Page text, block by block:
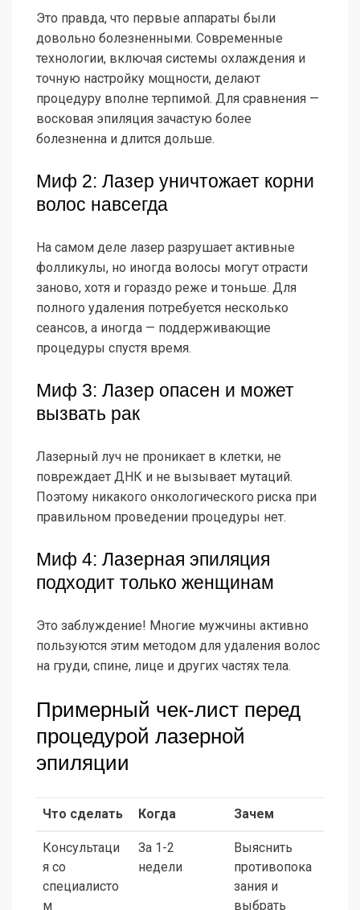
Это правда, что первые аппараты были
довольно болезненными. Современные
технологии, включая системы охлаждения и
точную настройку мощности, делают
процедуру вполне терпимой. Для сравнения —
восковая эпиляция зачастую более
болезненна и длится дольше.
Миф 2: Лазер уничтожает корни
волос навсегда
На самом деле лазер разрушает активные
фолликулы, но иногда волосы могут отрасти
заново, хотя и гораздо реже и тоньше. Для
полного удаления потребуется несколько
сеансов, а иногда — поддерживающие
процедуры спустя время.
Миф 3: Лазер опасен и может
вызвать рак
Лазерный луч не проникает в клетки, не
повреждает ДНК и не вызывает мутаций.
Поэтому никакого онкологического риска при
правильном проведении процедуры нет.
Миф 4: Лазерная эпиляция
подходит только женщинам
Это заблуждение! Многие мужчины активно
пользуются этим методом для удаления волос
на груди, спине, лице и других частях тела.
Примерный чек-лист перед
процедурой лазерной
эпиляции
Что сделать Когда Зачем
Консультаци
я со
специалисто
м
За 1-2
недели
Выяснить
противопока
зания и
выбрать